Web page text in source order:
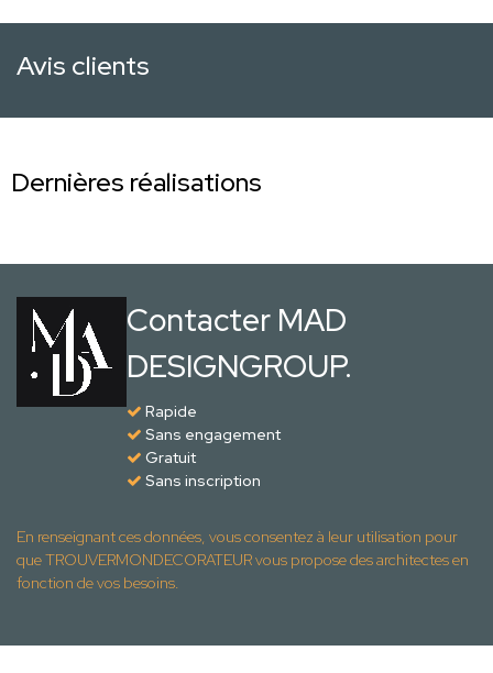
Avis clients
Dernières réalisations
Contacter MAD
DESIGNGROUP.
Rapide
Sans engagement
Gratuit
Sans inscription
En renseignant ces données, vous consentez à leur utilisation pour
que TROUVERMONDECORATEUR vous propose des architectes en
fonction de vos besoins.